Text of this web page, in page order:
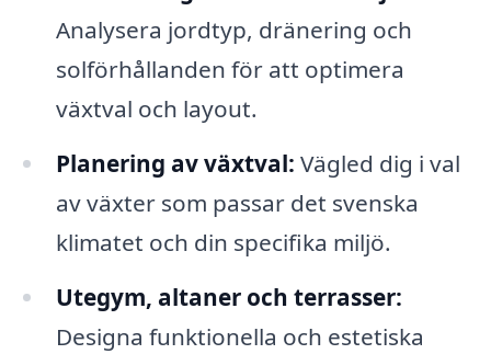
Analysera jordtyp, dränering och
solförhållanden för att optimera
växtval och layout.
Planering av växtval: Vägled dig i val
av växter som passar det svenska
klimatet och din specifika miljö.
Utegym, altaner och terrasser:
Designa funktionella och estetiska